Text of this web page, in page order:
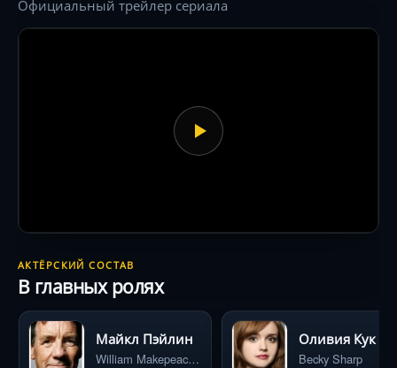
Официальный трейлер сериала
АКТЁРСКИЙ СОСТАВ
В главных ролях
Майкл Пэйлин
William Makepeace Thackeray
Оливия Кук
Becky Sharp